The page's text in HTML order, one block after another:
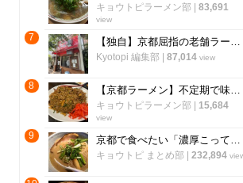
キョウトピラーメン部 83,691
view
7 【独自】京都屈指の老舗ラーメン店「ますたに 北白川本店」が7月で無期限休業へ
Kyotopi 編集部 87,014 view
8 【京都ラーメン】不定期で味わえる知る人ぞ知る名物”焼飯”！〆にも使える人気店「きんざん」
キョウトピラーメン部 15,684
view
9 京都で食べたい「濃厚こってりラーメン」厳選８店！定番から穴場まで【まとめ】
キョウトピ まとめ部 232,894